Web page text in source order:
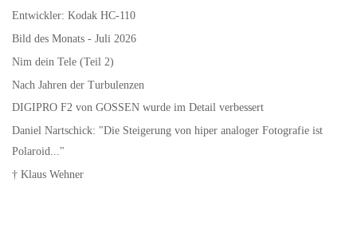
Entwickler: Kodak HC-110
Bild des Monats - Juli 2026
Nim dein Tele (Teil 2)
Nach Jahren der Turbulenzen
DIGIPRO F2 von GOSSEN wurde im Detail verbessert
Daniel Nartschick: "Die Steigerung von hiper analoger Fotografie ist
Polaroid..."
† Klaus Wehner